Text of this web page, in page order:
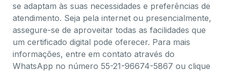
se adaptam às suas necessidades e preferências de
atendimento. Seja pela internet ou presencialmente,
assegure-se de aproveitar todas as facilidades que
um certificado digital pode oferecer. Para mais
informações, entre em contato através do
WhatsApp no número 55-21-96674-5867 ou clique